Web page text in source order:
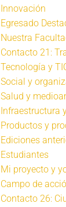
Innovación
Egresado
Nuestra
Contacto 21:
Tecnología y
Social y
Salud y
Infraestructura
Productos y
Ediciones
Estudiantes
Mi proyecto y
Campo de
Contacto 26: